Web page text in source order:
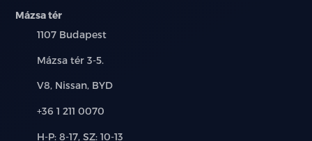
Mázsa tér
Település:
1107 Budapest
Cím:
Mázsa tér 3-5.
Márkák:
V8, Nissan, BYD
Telefon:
+36 1 211 0070
Új-
H-P: 8-17, SZ: 10-13